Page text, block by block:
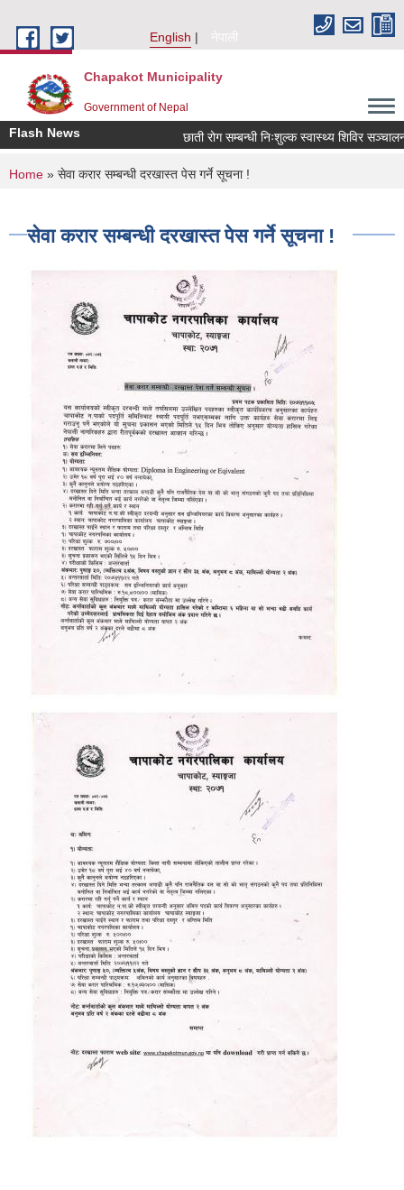
English
नेपाली
Chapakot Municipality
Government of Nepal
Flash News छाती रोग सम्बन्धी निःशुल्क स्वास्थ्य शिविर सञ्चालन
You are here
Home » सेवा करार सम्बन्धी दरखास्त पेस गर्ने सूचना !
सेवा करार सम्बन्धी दरखास्त पेस गर्ने सूचना !